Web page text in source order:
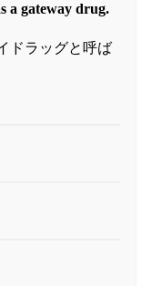
a gateway drug.
ドラッグと呼ば